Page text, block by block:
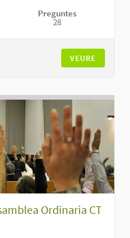
Preguntes
28
VEURE
Ordinaria CT